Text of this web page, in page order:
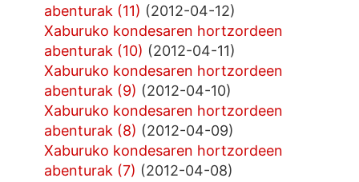
abenturak (11) (2012-04-12)
Xaburuko kondesaren hortzordeen
abenturak (10) (2012-04-11)
Xaburuko kondesaren hortzordeen
abenturak (9) (2012-04-10)
Xaburuko kondesaren hortzordeen
abenturak (8) (2012-04-09)
Xaburuko kondesaren hortzordeen
abenturak (7) (2012-04-08)